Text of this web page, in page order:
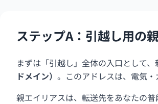
ステップA：引越し用の
まずは「引越し」全体の入口として
ドメイン） 。このアドレスは、電気・
親エイリアスは、転送先をあなたの